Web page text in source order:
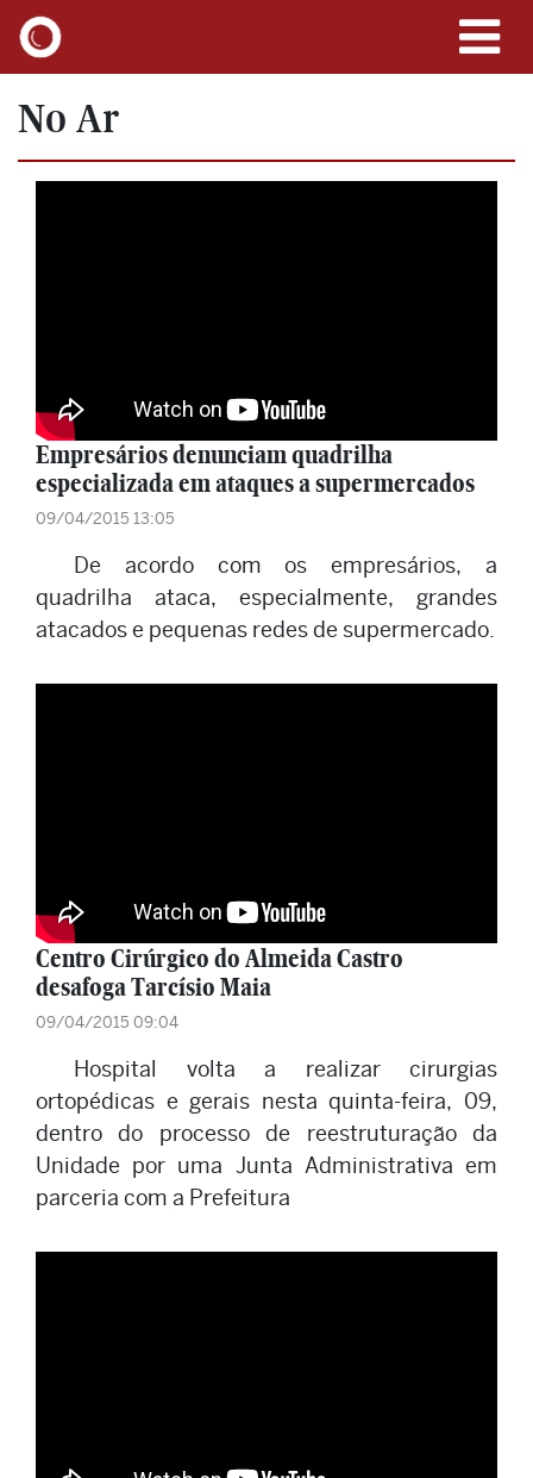
No Ar
Empresários denunciam quadrilha
especializada em ataques a supermercados
09/04/2015 13:05
De acordo com os empresários, a
quadrilha ataca, especialmente, grandes
atacados e pequenas redes de supermercado.
Centro Cirúrgico do Almeida Castro
desafoga Tarcísio Maia
09/04/2015 09:04
Hospital volta a realizar cirurgias
ortopédicas e gerais nesta quinta-feira, 09,
dentro do processo de reestruturação da
Unidade por uma Junta Administrativa em
parceria com a Prefeitura